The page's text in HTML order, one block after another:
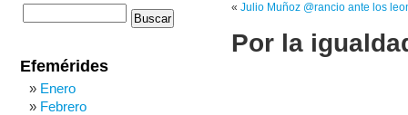
« Julio Muñoz @rancio ante los
Por la
Efemérides
Enero
Febrero